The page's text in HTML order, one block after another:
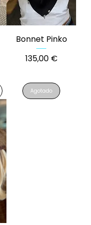
Bonnet Pinko
Precio
135,00 €
Agotado